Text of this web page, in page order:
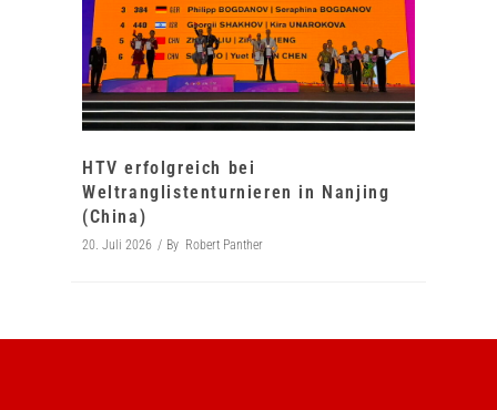
HTV erfolgreich bei
Weltranglistenturnieren in Nanjing
(China)
20. Juli 2026 By Robert Panther